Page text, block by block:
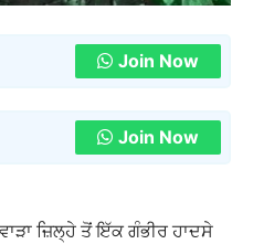
Join Now
Join Now
ਜ਼ਿਲ੍ਹੇ ਤੋਂ ਇੱਕ ਗੰਭੀਰ ਹਾਦਸੇ